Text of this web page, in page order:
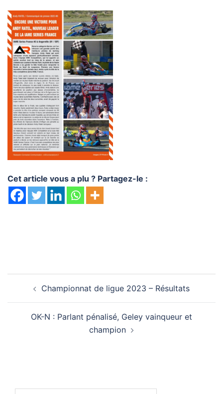
Cet article vous a plu ? Partagez-le :
Navigation
d’articleChampionnat de ligue 2023 – Résultats
OK-N : Parlant pénalisé, Geley vainqueur et
champion